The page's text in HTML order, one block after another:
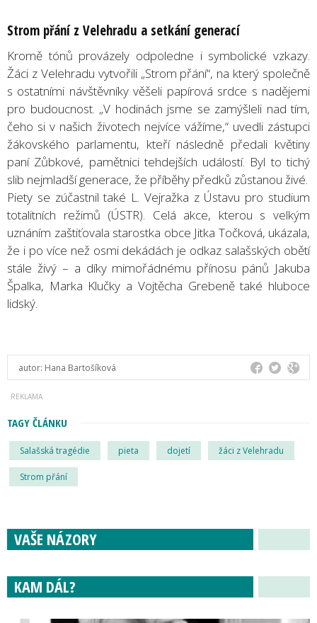
Strom přání z Velehradu a setkání generací
Kromě tónů provázely odpoledne i symbolické vzkazy.
Žáci z Velehradu vytvořili „Strom přání“, na který společně
s ostatními návštěvníky věšeli papírová srdce s nadějemi
pro budoucnost. „V hodinách jsme se zamýšleli nad tím,
čeho si v našich životech nejvíce vážíme,“ uvedli zástupci
žákovského parlamentu, kteří následně předali květiny
paní Zůbkové, pamětnici tehdejších událostí. Byl to tichý
slib nejmladší generace, že příběhy předků zůstanou živé.
Piety se zúčastnil také L. Vejražka z Ústavu pro studium
totalitních režimů (ÚSTR). Celá akce, kterou s velkým
uznáním zaštiťovala starostka obce Jitka Točková, ukázala,
že i po více než osmi dekádách je odkaz salašských obětí
stále živý – a díky mimořádnému přínosu pánů Jakuba
Špalka, Marka Klučky a Vojtěcha Grebeně také hluboce
lidský.
autor: Hana Bartošíková
TAGY ČLÁNKU
Salašská tragédie pieta dojetí žáci z Velehradu
Strom přání
VAŠE NÁZORY
KAM DÁL?